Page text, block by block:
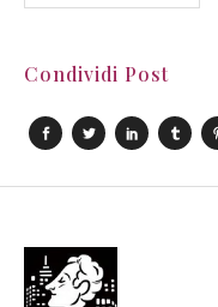
Condividi Post